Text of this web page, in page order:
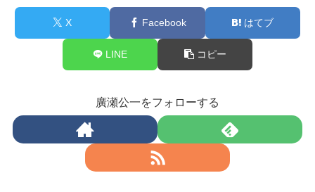
X Facebook はてブ
LINE コピー
廣瀬公一をフォローする